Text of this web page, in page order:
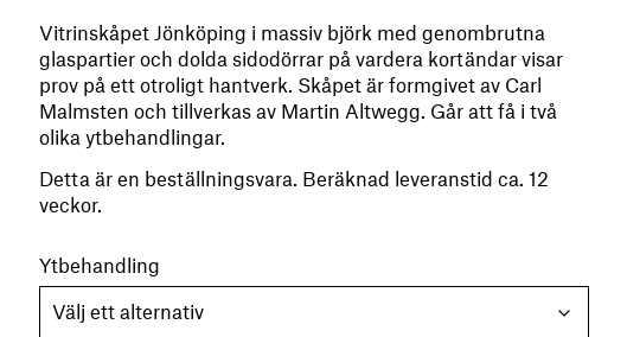
Vitrinskåpet Jönköping i massiv björk med genombrutna
glaspartier och dolda sidodörrar på vardera kortändar visar
prov på ett otroligt hantverk. Skåpet är formgivet av Carl
Malmsten och tillverkas av Martin Altwegg. Går att få i två
olika ytbehandlingar.
Detta är en beställningsvara. Beräknad leveranstid ca. 12
veckor.
Ytbehandling